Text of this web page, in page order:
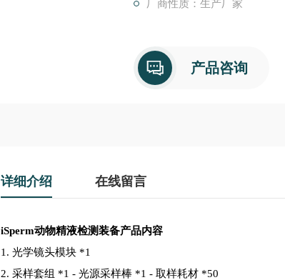
厂商性质：生产厂家
产品咨询
详细介绍 在线留言
iSperm动物精液检测装备产品内容
1. 光学镜头模块 *1
2. 采样套组 *1 - 光源采样棒 *1 - 取样耗材 *50